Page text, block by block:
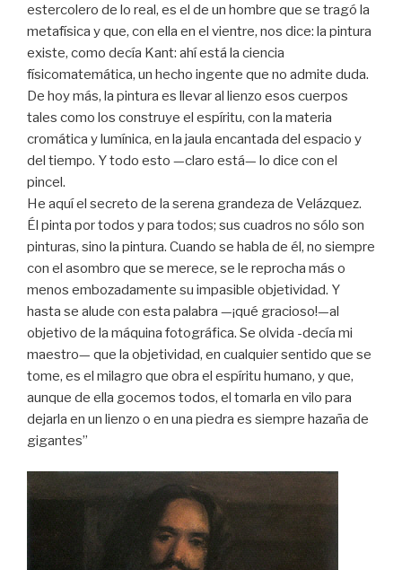
estercolero de lo real, es el de un hombre que se tragó la
metafísica y que, con ella en el vientre, nos dice: la pintura
existe, como decía Kant: ahí está la ciencia
físicomatemática, un hecho ingente que no admite duda.
De hoy más, la pintura es llevar al lienzo esos cuerpos
tales como los construye el espíritu, con la materia
cromática y lumínica, en la jaula encantada del espacio y
del tiempo. Y todo esto —claro está— lo dice con el
pincel.
He aquí el secreto de la serena grandeza de Velázquez.
Él pinta por todos y para todos; sus cuadros no sólo son
pinturas, sino la pintura. Cuando se habla de él, no siempre
con el asombro que se merece, se le reprocha más o
menos embozadamente su impasible objetividad. Y
hasta se alude con esta palabra —¡qué gracioso!—al
objetivo de la máquina fotográfica. Se olvida -decía mi
maestro— que la objetividad, en cualquier sentido que se
tome, es el milagro que obra el espíritu humano, y que,
aunque de ella gocemos todos, el tomarla en vilo para
dejarla en un lienzo o en una piedra es siempre hazaña de
gigantes”